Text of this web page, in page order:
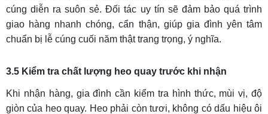
cúng diễn ra suôn sẻ. Đối tác uy tín sẽ đảm bảo quá trình
giao hàng nhanh chóng, cẩn thận, giúp gia đình yên tâm
chuẩn bị lễ cúng cuối năm thật trang trọng, ý nghĩa.
3.5 Kiểm tra chất lượng heo quay trước khi nhận
Khi nhận hàng, gia đình cần kiểm tra hình thức, mùi vị, độ
giòn của heo quay. Heo phải còn tươi, không có dấu hiệu ôi